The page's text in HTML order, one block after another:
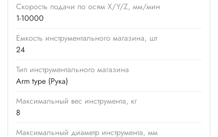
Скорость подачи по осям X/Y/Z, мм/мин
1-10000
Емкость инструментального магазина, шт
24
Тип инструментального магазина
Arm type (Рука)
Максимальный вес инструмента, кг
8
Максимальный диаметр инструмента, мм